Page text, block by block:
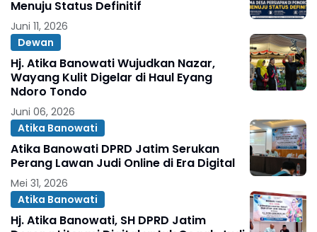
Menuju Status Definitif
Juni 11, 2026
Dewan
Hj. Atika Banowati Wujudkan Nazar,
Wayang Kulit Digelar di Haul Eyang
Ndoro Tondo
Juni 06, 2026
Atika Banowati
Atika Banowati DPRD Jatim Serukan
Perang Lawan Judi Online di Era Digital
Mei 31, 2026
Atika Banowati
Hj. Atika Banowati, SH DPRD Jatim